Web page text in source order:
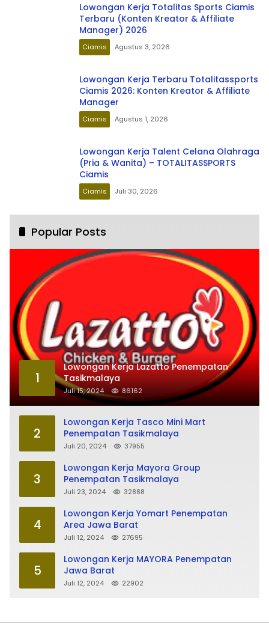
Lowongan Kerja Totalitas Sports Ciamis
Terbaru (Konten Kreator & Affiliate
Manager) 2026
Ciamis Agustus 3, 2026
Lowongan Kerja Terbaru Totalitassports
Ciamis 2026: Konten Kreator & Affiliate
Manager
Ciamis Agustus 1, 2026
Lowongan Kerja Talent Celana Olahraga
(Pria & Wanita) – TOTALITASSPORTS
Ciamis
Ciamis Juli 30, 2026
Popular Posts
1
Lowongan Kerja Lazatto Penempatan
Tasikmalaya
Juli 15, 2024 86162
2
Lowongan Kerja Tasco Mini Mart
Penempatan Tasikmalaya
Juli 20, 2024 37955
3
Lowongan Kerja Mayora Group
Penempatan Tasikmalaya
Juli 23, 2024 32888
4
Lowongan Kerja Yomart Penempatan
Area Jawa Barat
Juli 12, 2024 27695
5
Lowongan Kerja MAYORA Penempatan
Jawa Barat
Juli 12, 2024 22902